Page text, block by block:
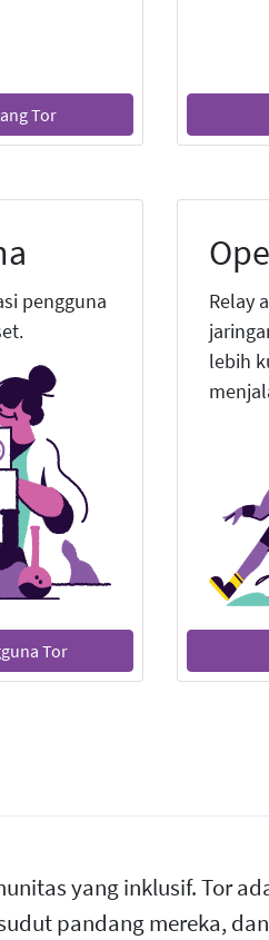
Tor
pengguna
Tor
Relay
lebih
yang inklusif. Tor
pandang mereka,